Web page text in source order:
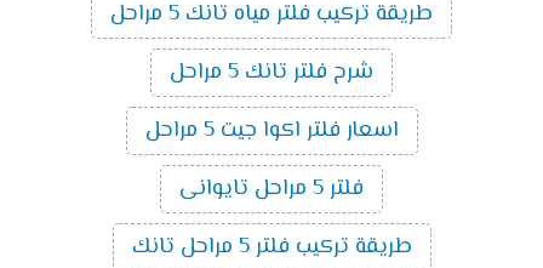
طريقة تركيب فلتر مياه تانك 5 مراحل
شرح فلتر تانك 5 مراحل
اسعار فلتر اكوا جيت 5 مراحل
فلتر 5 مراحل تايوانى
طريقة تركيب فلتر 5 مراحل تانك